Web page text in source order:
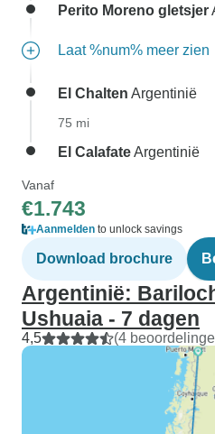
Perito Moreno gletsjer
Laat %num% meer zien
El Chalten Argentinië
75 mi
El CalafateArgentinië
Vanaf
€1.743
Aanmelden to unlock savings
Download brochure
Argentinië:
Ushuaia - 7 dagen
4,5 (4